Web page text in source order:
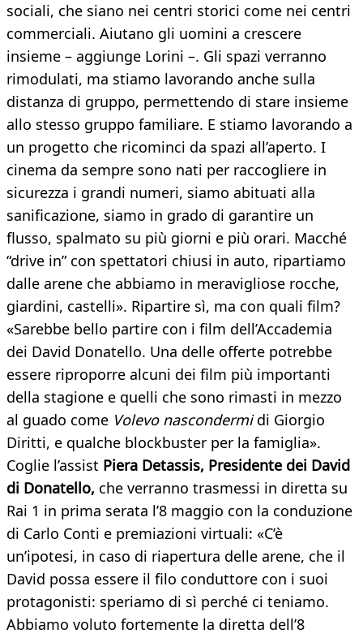
sociali, che siano nei centri storici come nei centri
commerciali. Aiutano gli uomini a crescere
insieme – aggiunge Lorini –. Gli spazi verranno
rimodulati, ma stiamo lavorando anche sulla
distanza di gruppo, permettendo di stare insieme
allo stesso gruppo familiare. E stiamo lavorando a
un progetto che ricominci da spazi all’aperto. I
cinema da sempre sono nati per raccogliere in
sicurezza i grandi numeri, siamo abituati alla
sanificazione, siamo in grado di garantire un
flusso, spalmato su più giorni e più orari. Macché
“drive in” con spettatori chiusi in auto, ripartiamo
dalle arene che abbiamo in meravigliose rocche,
giardini, castelli». Ripartire sì, ma con quali film?
«Sarebbe bello partire con i film dell’Accademia
dei David Donatello. Una delle offerte potrebbe
essere riproporre alcuni dei film più importanti
della stagione e quelli che sono rimasti in mezzo
al guado come Volevo nascondermidi Giorgio
Diritti, e qualche blockbuster per la famiglia».
Coglie l’assist Piera Detassis, Presidente dei David
di Donatello, che verranno trasmessi in diretta su
Rai 1 in prima serata l’8 maggio con la conduzione
di Carlo Conti e premiazioni virtuali: «C’è
un’ipotesi, in caso di riapertura delle arene, che il
David possa essere il filo conduttore con i suoi
protagonisti: speriamo di sì perché ci teniamo.
Abbiamo voluto fortemente la diretta dell’8